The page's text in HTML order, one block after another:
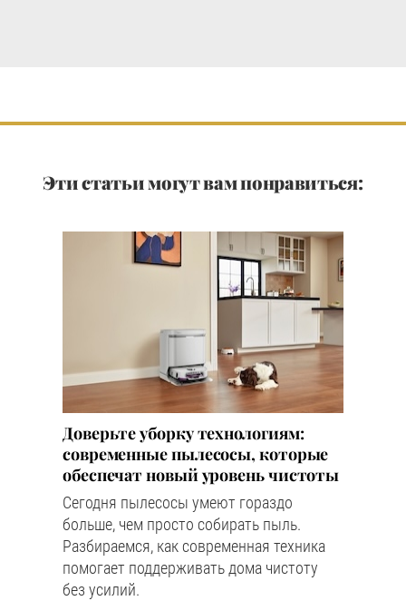
Эти статьи могут вам понравиться:
Доверьте уборку технологиям:
современные пылесосы, которые
обеспечат новый уровень чистоты
Сегодня пылесосы умеют гораздо
больше, чем просто собирать пыль.
Разбираемся, как современная техника
помогает поддерживать дома чистоту
без усилий.